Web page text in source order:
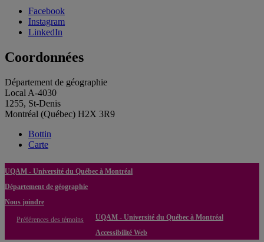
Facebook
Instagram
LinkedIn
Coordonnées
Département de géographie
Local A-4030
1255, St-Denis
Montréal (Québec) H2X 3R9
Bottin
Carte
UQAM - Université du Québec à Montréal
Département de géographie
Nous joindre
Préférences des témoins
UQAM - Université du Québec à Montréal
Accessibilité Web